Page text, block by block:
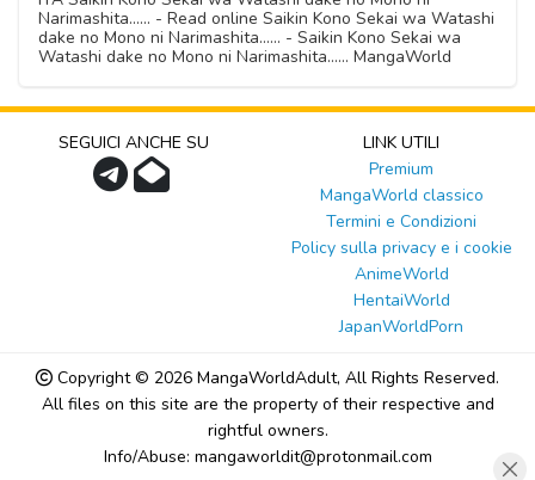
Narimashita...... - Read online Saikin Kono Sekai wa Watashi
dake no Mono ni Narimashita...... - Saikin Kono Sekai wa
Watashi dake no Mono ni Narimashita...... MangaWorld
SEGUICI ANCHE SU
LINK UTILI
Premium
MangaWorld classico
Termini e Condizioni
Policy sulla privacy e i cookie
AnimeWorld
HentaiWorld
JapanWorldPorn
Copyright © 2026 MangaWorldAdult, All Rights Reserved.
All files on this site are the property of their respective and
rightful owners.
Info/Abuse: mangaworldit@protonmail.com